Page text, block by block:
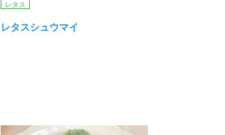
レタス
レタスシュウマイ